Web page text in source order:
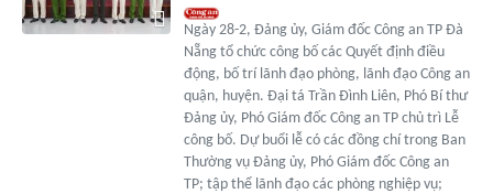
Ngày 28-2, Đảng ủy, Giám đốc Công an TP Đà
Nẵng tổ chức công bố các Quyết định điều
động, bố trí lãnh đạo phòng, lãnh đạo Công an
quận, huyện. Đại tá Trần Đình Liên, Phó Bí thư
Đảng ủy, Phó Giám đốc Công an TP chủ trì Lễ
công bố. Dự buổi lễ có các đồng chí trong Ban
Thường vụ Đảng ủy, Phó Giám đốc Công an
TP; tập thể lãnh đạo các phòng nghiệp vụ;